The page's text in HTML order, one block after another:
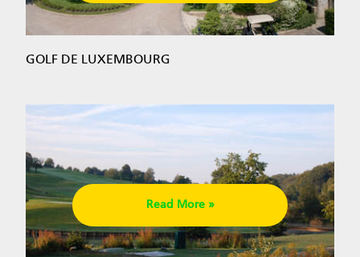
GOLF DE LUXEMBOURG
Read More »